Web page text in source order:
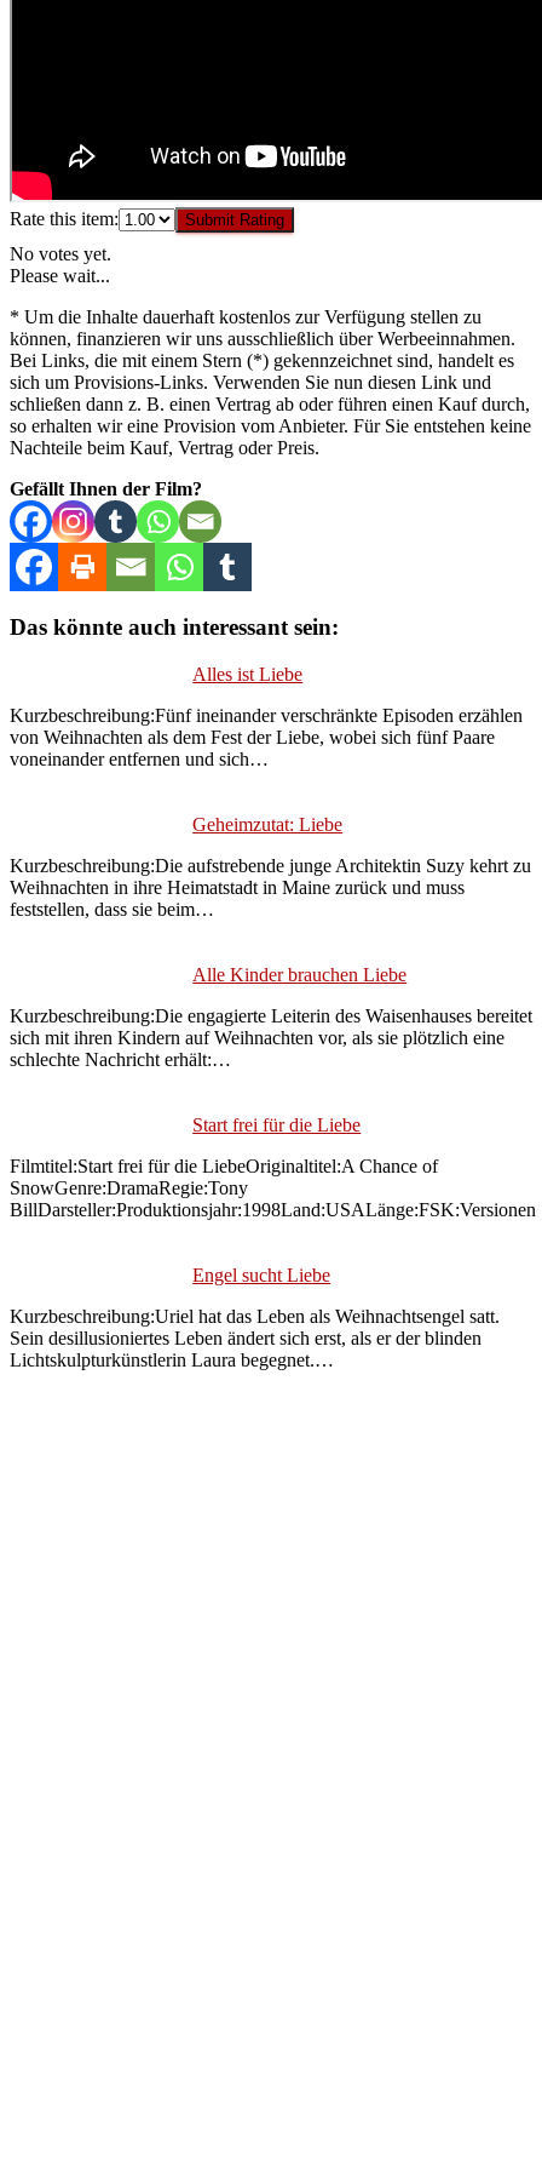
Rate this item: Submit Rating
No votes yet.
Please wait...
* Um die Inhalte dauerhaft kostenlos zur Verfügung stellen zu
können, finanzieren wir uns ausschließlich über Werbeeinnahmen.
Bei Links, die mit einem Stern (*) gekennzeichnet sind, handelt es
sich um Provisions-Links. Verwenden Sie nun diesen Link und
schließen dann z. B. einen Vertrag ab oder führen einen Kauf durch,
so erhalten wir eine Provision vom Anbieter. Für Sie entstehen keine
Nachteile beim Kauf, Vertrag oder Preis.
Gefällt Ihnen der Film?
Das könnte auch interessant sein:
Alles ist Liebe
Kurzbeschreibung:Fünf ineinander verschränkte Episoden erzählen
von Weihnachten als dem Fest der Liebe, wobei sich fünf Paare
voneinander entfernen und sich…
Geheimzutat: Liebe
Kurzbeschreibung:Die aufstrebende junge Architektin Suzy kehrt zu
Weihnachten in ihre Heimatstadt in Maine zurück und muss
feststellen, dass sie beim…
Alle Kinder brauchen Liebe
Kurzbeschreibung:Die engagierte Leiterin des Waisenhauses bereitet
sich mit ihren Kindern auf Weihnachten vor, als sie plötzlich eine
schlechte Nachricht erhält:…
Start frei für die Liebe
Filmtitel:Start frei für die LiebeOriginaltitel:A Chance of
SnowGenre:DramaRegie:Tony
BillDarsteller:Produktionsjahr:1998Land:USALänge:FSK:Versionen
Engel sucht Liebe
Kurzbeschreibung:Uriel hat das Leben als Weihnachtsengel satt.
Sein desillusioniertes Leben ändert sich erst, als er der blinden
Lichtskulpturkünstlerin Laura begegnet.…